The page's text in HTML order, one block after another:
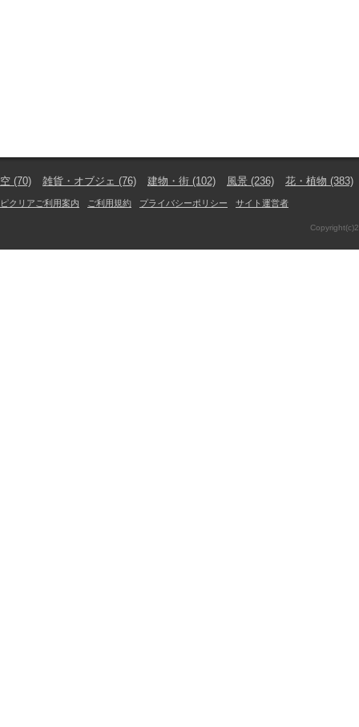
空 (70) 雑貨・オブジェ (76) 建物・街 (102) 風景 (236) 花・植物 (383)
ピクリアご利用案内 ご利用規約 プライバシーポリシー サイト運営者